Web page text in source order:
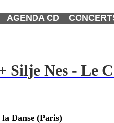
AGENDA CD
Nes - Le
Danse (Paris)